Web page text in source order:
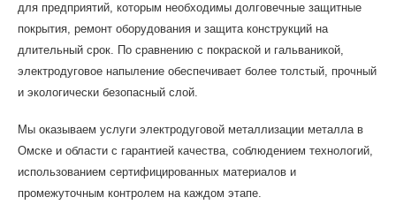
для предприятий, которым необходимы долговечные защитные
покрытия, ремонт оборудования и защита конструкций на
длительный срок. По сравнению с покраской и гальваникой,
электродуговое напыление обеспечивает более толстый, прочный
и экологически безопасный слой.
Мы оказываем услуги электродуговой металлизации металла в
Омске и области с гарантией качества, соблюдением технологий,
использованием сертифицированных материалов и
промежуточным контролем на каждом этапе.